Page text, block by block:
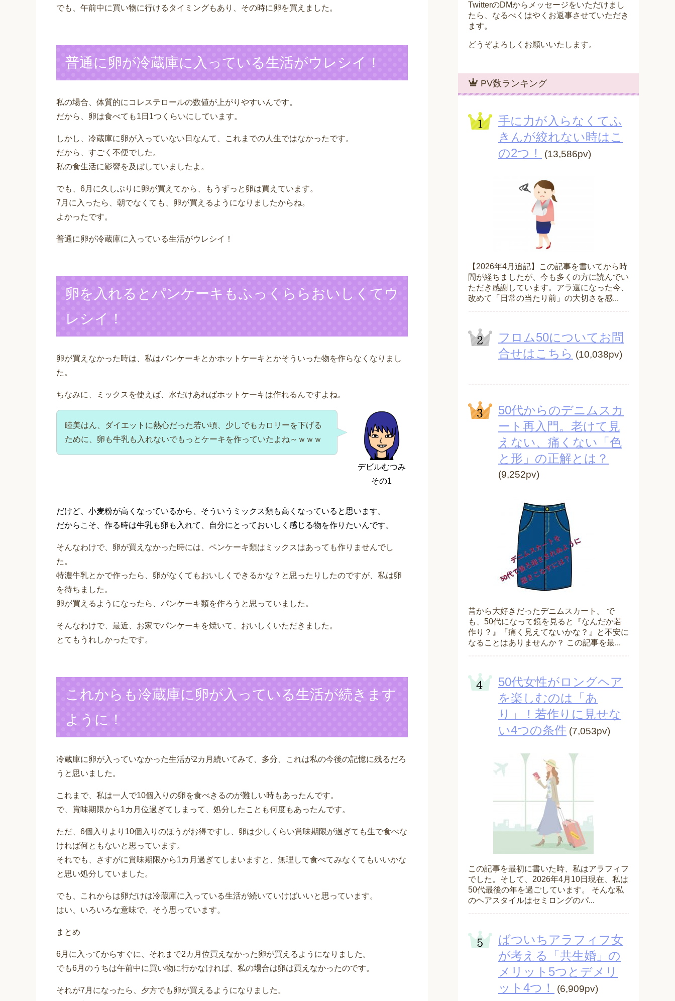
でも、午前中に買い物に行けるタイミングもあり、その時に卵を買えました。
普通に卵が冷蔵庫に入っている生活がウレシイ！
私の場合、体質的にコレステロールの数値が上がりやすいんです。
だから、卵は食べても1日1つくらいにしています。
しかし、冷蔵庫に卵が入っていない日なんて、これまでの人生ではなかったです。
だから、すごく不便でした。
私の食生活に影響を及ぼしていましたよ。
でも、6月に久しぶりに卵が買えてから、もうずっと卵は買えています。
7月に入ったら、朝でなくても、卵が買えるようになりましたからね。
よかったです。
普通に卵が冷蔵庫に入っている生活がウレシイ！
卵を入れるとパンケーキもふっくららおいしくてウ
レシイ！
卵が買えなかった時は、私はパンケーキとかホットケーキとかそういった物を作らなくなりまし
た。
ちなみに、ミックスを使えば、水だけあればホットケーキは作れるんですよね。
デビルむつみ
その1
睦美はん、ダイエットに熱心だった若い頃、少しでもカロリーを下げる
ために、卵も牛乳も入れないでもっとケーキを作っていたよね～ｗｗｗ
だけど、小麦粉が高くなっているから、そういうミックス類も高くなっていると思います。
だからこそ、作る時は牛乳も卵も入れて、自分にとっておいしく感じる物を作りたいんです。
そんなわけで、卵が買えなかった時には、ペンケーキ類はミックスはあっても作りませんでし
た。
特濃牛乳とかで作ったら、卵がなくてもおいしくできるかな？と思ったりしたのですが、私は卵
を待ちました。
卵が買えるようになったら、パンケーキ類を作ろうと思っていました。
そんなわけで、最近、お家でパンケーキを焼いて、おいしくいただきました。
とてもうれしかったです。
これからも冷蔵庫に卵が入っている生活が続きます
ように！
冷蔵庫に卵が入っていなかった生活が2カ月続いてみて、多分、これは私の今後の記憶に残るだろ
うと思いました。
これまで、私は一人で10個入りの卵を食べきるのが難しい時もあったんです。
で、賞味期限から1カ月位過ぎてしまって、処分したことも何度もあったんです。
ただ、6個入りより10個入りのほうがお得ですし、卵は少しくらい賞味期限が過ぎても生で食べな
ければ何ともないと思っています。
それでも、さすがに賞味期限から1カ月過ぎてしまいますと、無理して食べてみなくてもいいかな
と思い処分していました。
でも、これからは卵だけは冷蔵庫に入っている生活が続いていけばいいと思っています。
はい、いろいろな意味で、そう思っています。
まとめ
6月に入ってからすぐに、それまで2カ月位買えなかった卵が買えるようになりました。
でも6月のうちは午前中に買い物に行かなければ、私の場合は卵は買えなかったのです。
それが7月になったら、夕方でも卵が買えるようになりました。
TwitterのDMからメッセージをいただけまし
たら、なるべくはやくお返事させていただき
ます。
どうぞよろしくお願いいたします。
PV数ランキング
手に力が入らなくてふ
きんが絞れない時はこ
の2つ！
(13,586pv)
【2026年4月追記】この記事を書いてから時
間が経ちましたが、今も多くの方に読んでい
ただき感謝しています。アラ還になった今、
改めて「日常の当たり前」の大切さを感...
フロム50についてお問
合せはこちら (10,038pv)
50代からのデニムスカ
ート再入門。老けて見
えない、痛くない「色
と形」の正解とは？
(9,252pv)
昔から大好きだったデニムスカート。 で
も、50代になって鏡を見ると『なんだか若
作り？』『痛く見えてないかな？』と不安に
なることはありませんか？ この記事を最...
50代女性がロングヘア
を楽しむのは「あ
り」！若作りに見せな
い4つの条件 (7,053pv)
この記事を最初に書いた時、私はアラフィフ
でした。そして、2026年4月10日現在、私は
50代最後の年を過ごしています。 そんな私
のヘアスタイルはセミロングのパ...
ばついちアラフィフ女
が考える「共生婚」の
メリット5つとデメリ
ット4つ！
(6,909pv)